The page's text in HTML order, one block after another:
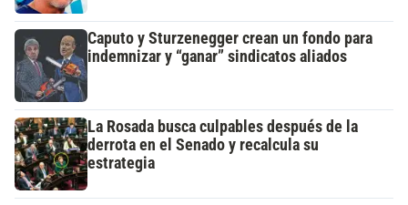
Caputo y Sturzenegger crean un fondo para
indemnizar y “ganar” sindicatos aliados
La Rosada busca culpables después de la
derrota en el Senado y recalcula su
estrategia